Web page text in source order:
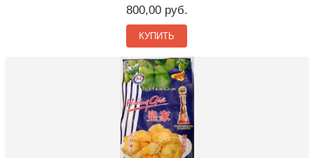
800,00 руб.
КУПИТЬ